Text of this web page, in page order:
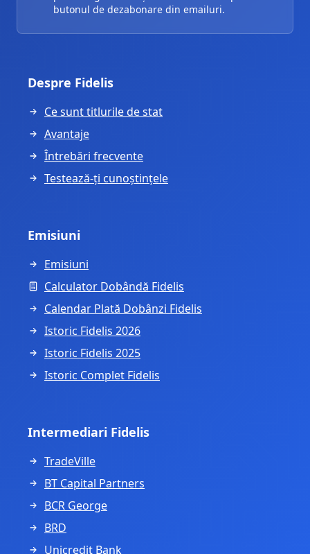
butonul de dezabonare din emailuri.
Despre Fidelis
Ce sunt titlurile de stat
Avantaje
Întrebări frecvente
Testează-ți cunoștințele
Emisiuni
Emisiuni
Calculator Dobândă Fidelis
Calendar Plată Dobânzi Fidelis
Istoric Fidelis 2026
Istoric Fidelis 2025
Istoric Complet Fidelis
Intermediari Fidelis
TradeVille
BT Capital Partners
BCR George
BRD
Unicredit Bank